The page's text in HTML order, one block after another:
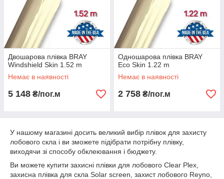
Двошарова плівка BRAY
Windshield Skin 1.52 m
Немає в наявності
5 148 ₴/пог.м
Одношарова плівка BRAY
Eco Skin 1.22 m
Немає в наявності
2 758 ₴/пог.м
У нашому магазині досить великий вибір плівок для захисту
лобового скла і ви зможете підібрати потрібну плівку,
виходячи зі способу обклеювання і бюджету.
Ви можете купити захисні плівки для лобового Clear Plex,
захисна плівка для скла Solar screen, захист лобового Reyno,